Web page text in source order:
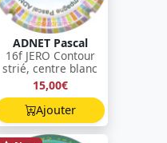
ADNET Pascal
16f JERO Contour
strié, centre blanc
15,00€
Ajouter